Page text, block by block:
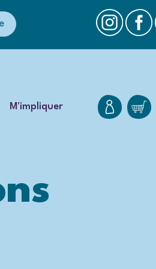
M'impliquer